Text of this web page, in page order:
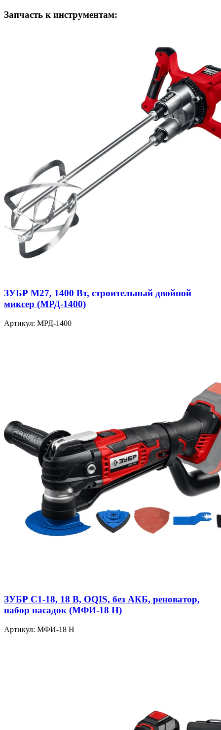
Запчасть к инструментам:
ЗУБР М27, 1400 Вт, строительный двойной
миксер (МРД-1400)
Артикул: МРД-1400
ЗУБР C1-18, 18 В, OQIS, без АКБ, реноватор,
набор насадок (МФИ-18 Н)
Артикул: МФИ-18 Н